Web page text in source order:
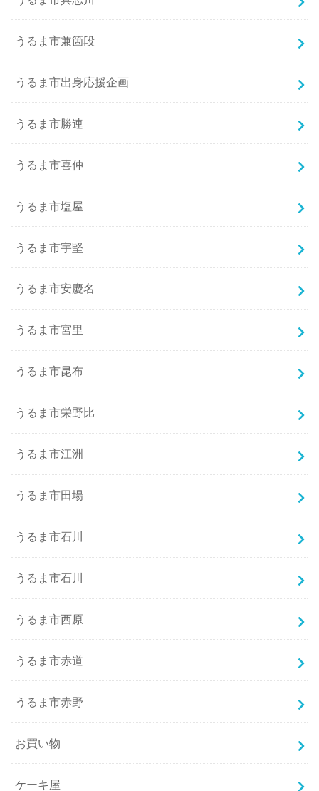
うるま市兼箇段
うるま市出身応援企画
うるま市勝連
うるま市喜仲
うるま市塩屋
うるま市宇堅
うるま市安慶名
うるま市宮里
うるま市昆布
うるま市栄野比
うるま市江洲
うるま市田場
うるま市石川
うるま市石川
うるま市西原
うるま市赤道
うるま市赤野
お買い物
ケーキ屋